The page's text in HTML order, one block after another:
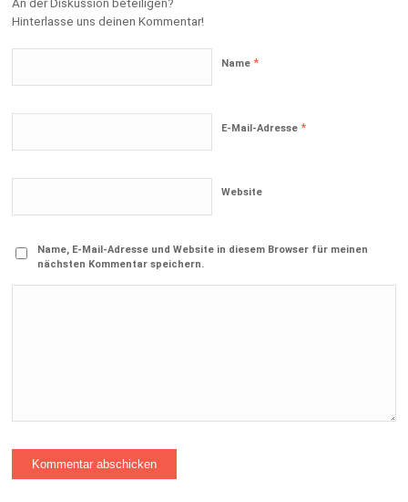
Hinterlasse uns deinen Kommentar!
Name*
E-Mail-Adresse*
Website
Name, E-Mail-Adresse und Website in diesem Browser für meinen
nächsten Kommentar speichern.